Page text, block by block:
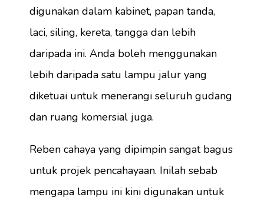
digunakan dalam kabinet, papan tanda,
laci, siling, kereta, tangga dan lebih
daripada ini. Anda boleh menggunakan
lebih daripada satu lampu jalur yang
diketuai untuk menerangi seluruh gudang
dan ruang komersial juga.
Reben cahaya yang dipimpin sangat bagus
untuk projek pencahayaan. Inilah sebab
mengapa lampu ini kini digunakan untuk